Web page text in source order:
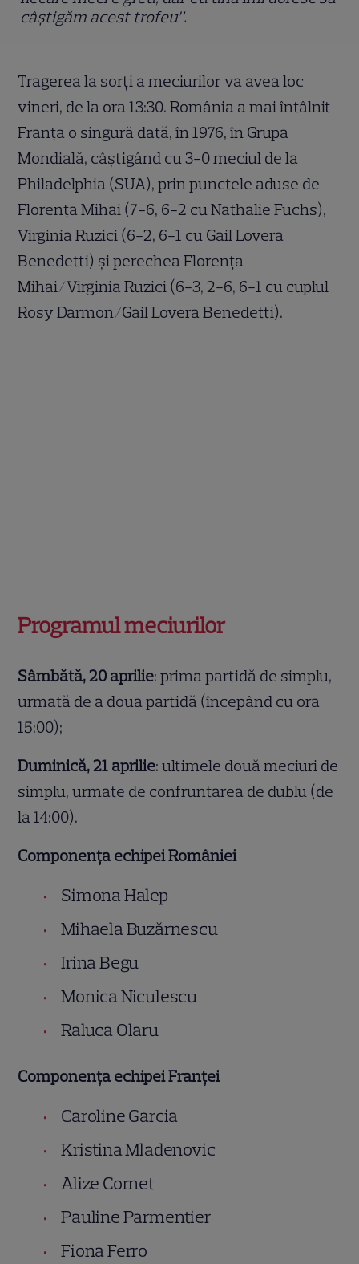
câștigăm acest trofeu”.
Tragerea la sorţi a meciurilor va avea loc
vineri, de la ora 13:30. România a mai întâlnit
Franţa o singură dată, în 1976, în Grupa
Mondială, câştigând cu 3-0 meciul de la
Philadelphia (SUA), prin punctele aduse de
Florenţa Mihai (7-6, 6-2 cu Nathalie Fuchs),
Virginia Ruzici (6-2, 6-1 cu Gail Lovera
Benedetti) şi perechea Florenţa
Mihai/Virginia Ruzici (6-3, 2-6, 6-1 cu cuplul
Rosy Darmon/Gail Lovera Benedetti).
Programul meciurilor
Sâmbătă, 20 aprilie: prima partidă de simplu,
urmată de a doua partidă (începând cu ora
15:00);
Duminică, 21 aprilie: ultimele două meciuri de
simplu, urmate de confruntarea de dublu (de
la 14:00).
Componenţa echipei României
Simona Halep
Mihaela Buzărnescu
Irina Begu
Monica Niculescu
Raluca Olaru
Componenţa echipei Franţei
Caroline Garcia
Kristina Mladenovic
Alize Cornet
Pauline Parmentier
Fiona Ferro